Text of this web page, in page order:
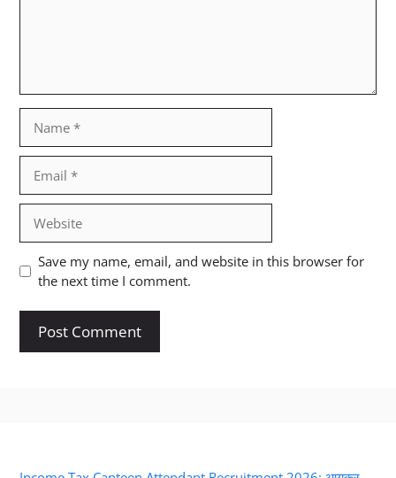
Save my name, email, and website in this browser for
the next time I comment.